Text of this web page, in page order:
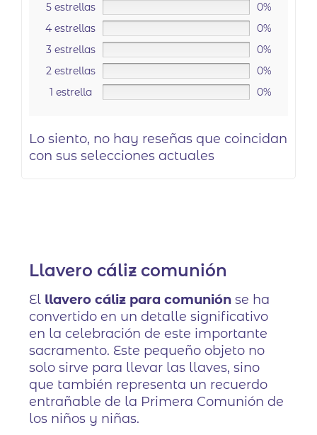
5 estrellas
0%
4 estrellas
0%
3 estrellas
0%
2 estrellas
0%
1 estrella
0%
Lo siento, no hay reseñas que coincidan
con sus selecciones actuales
Llavero cáliz comunión
El llavero cáliz para comunión se ha
convertido en un detalle significativo
en la celebración de este importante
sacramento. Este pequeño objeto no
solo sirve para llevar las llaves, sino
que también representa un recuerdo
entrañable de la Primera Comunión de
los niños y niñas.